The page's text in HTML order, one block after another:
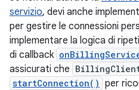
servizio, devi anche
per gestire le connessioni
implementare la logica di
di callback
assicurati che
startConnection() per